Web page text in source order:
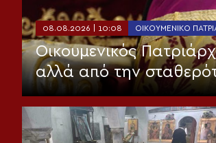
08.08.2026 | 10:08 ΟΙΚΟΥΜΕΝΙΚΌ
Οικουμενικός
αλλά από την